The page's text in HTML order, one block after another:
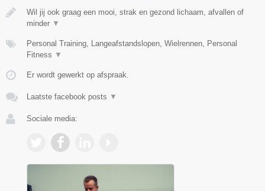
Wil jij ook graag een mooi, strak en gezond lichaam, afvallen of
minder ▼
Personal Training, Langeafstandslopen, Wielrennen, Personal
Fitness ▼
Er wordt gewerkt op afspraak.
Laatste facebook posts ▼
Sociale media: